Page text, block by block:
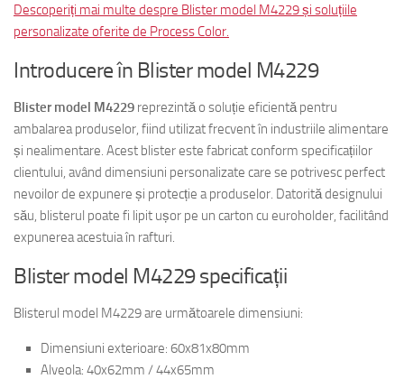
Descoperiți mai multe despre Blister model M4229 și soluțiile
personalizate oferite de Process Color.
Introducere în Blister model M4229
Blister model M4229 reprezintă o soluție eficientă pentru
ambalarea produselor, fiind utilizat frecvent în industriile alimentare
și nealimentare. Acest blister este fabricat conform specificațiilor
clientului, având dimensiuni personalizate care se potrivesc perfect
nevoilor de expunere și protecție a produselor. Datorită designului
său, blisterul poate fi lipit ușor pe un carton cu euroholder, facilitând
expunerea acestuia în rafturi.
Blister model M4229 specificații
Blisterul model M4229 are următoarele dimensiuni:
Dimensiuni exterioare: 60x81x80mm
Alveola: 40x62mm / 44x65mm